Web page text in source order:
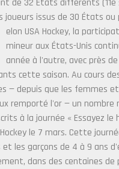
de 32 États différents (11e
joueurs issus de 30 États ou
elon USA Hockey, la
mineur aux États-Unis
année à l'autre, avec près
cette saison. Au cours
— depuis que les femmes
remporté l'or — un nombre
à la journée « Essayez
Hockey le 7 mars. Cette
et les garçons de 4 à 9 ans
dans des centaines de